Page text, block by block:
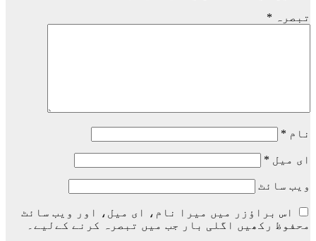
تبصرہ *
نام *
ای میل *
ویب‌ سائٹ
اس براؤزر میں میرا نام، ای میل، اور ویب سائٹ
محفوظ رکھیں اگلی بار جب میں تبصرہ کرنے کےلیے۔